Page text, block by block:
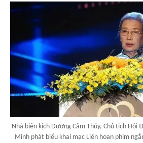
Nhà biên kịch Dương Cẩm Thúy, Chủ tịch Hội
Minh phát biểu khai mạc Liên hoan phim